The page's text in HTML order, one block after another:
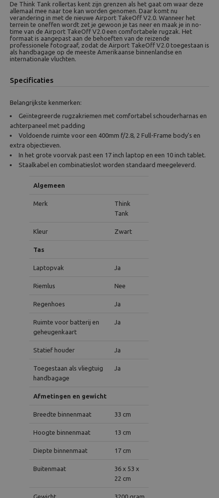
De Think Tank rollertas kent zijn grenzen als het gaat om waar deze
allemaal mee naar toe kan worden genomen. Daar komt nu
verandering in met de nieuwe Airport TakeOff V2.0. Wanneer het
terrein te oneffen wordt zet je gewoon je tas neer en maak je in no-
time van de Airport TakeOff V2.0 een comfortabele rugzak. Het
formaat is aangepast aan de behoeften van de reizende
professionele fotograaf, zodat de Airport TakeOff V2.0 toegestaan is
als handbagage op de meeste Amerikaanse binnenlandse en
internationale vluchten.
Specificaties
Belangrijkste kenmerken:
Geïntegreerde rugzakriemen met comfortabel schouderharnas en
achterpaneel met padding
Voldoende ruimte voor een 400mm f/2.8, 2 Full-Frame body's en
extra objectieven.
In het grote voorvak past een 17 inch laptop en een 10 inch tablet.
Staalkabel en combinatieslot worden standaard meegeleverd.
Algemeen
Merk
Think
Tank
Kleur Zwart
Tas
Laptopvak Ja
Riemlus Nee
Regenhoes Ja
Ruimte voor batterij en
geheugenkaart
Ja
Statief houder Ja
Toegestaan als vliegtuig
handbagage
Ja
Afmetingen en gewicht
Breedte binnenmaat 33 cm
Hoogte binnenmaat 13 cm
Diepte binnenmaat 17 cm
Buitenmaat
36 x 53 x
22 cm
Gewicht 3200 gram